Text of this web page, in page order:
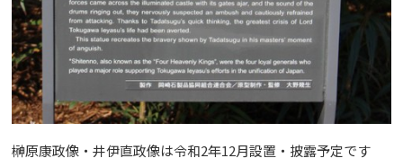
榊原康政像・井伊直政像は令和2年12月設置・披露予定です